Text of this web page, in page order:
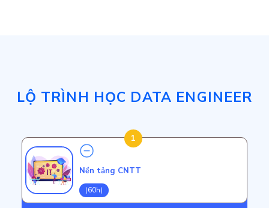
LỘ TRÌNH HỌC DATA ENGINEER
1
Nền tảng CNTT
(60h)